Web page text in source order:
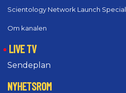
Scientology Network Launch Special
Om kanalen
LIVE TV
Sendeplan
NYHETSROM